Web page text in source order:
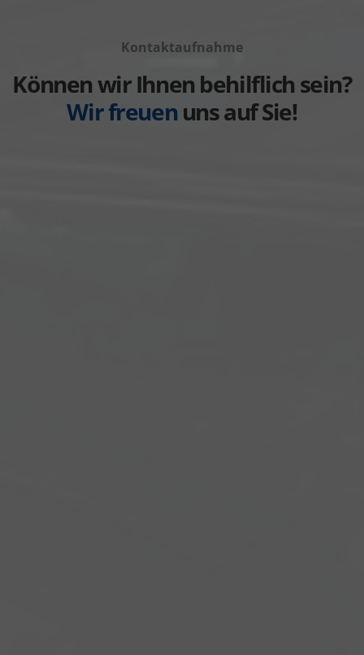
anzeigen
Kontaktaufnahme
Können wir Ihnen behilflich sein?
Wir freuenuns auf Sie!